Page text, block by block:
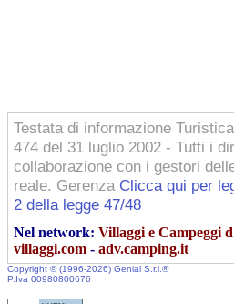
Testata di informazione
474 del 31 luglio 2002 - Tutti i
collaborazione con i gestori
reale. Gerenza Clicca qui per
2 della legge 47/48
Nel network: Villaggi e Campeggi
villaggi.com - adv.camping.it
Copyright © (1996-2026) Genial S.r.l. ®
P.Iva 00980800676